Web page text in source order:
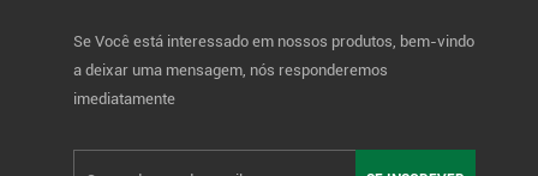
Se Você está interessado em nossos produtos, bem-vindo
a deixar uma mensagem, nós responderemos
imediatamente